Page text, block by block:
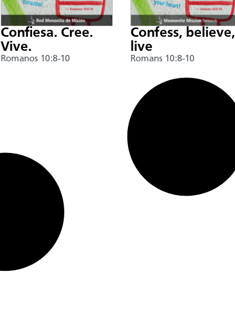
Confiesa. Cree.
Vive.
Romanos 10:8-10
Confess, believe,
live
Romans 10:8-10